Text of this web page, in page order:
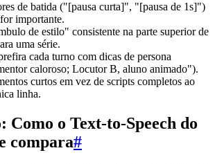
de batida ("[pausa curta]", "[pausa de 1s]")
importante.
de estilo" consistente na parte superior de
uma série.
cada turno com dicas de persona
caloroso; Locutor B, aluno animado").
curtos em vez de scripts completos ao
linha.
Como o Text-to-Speech do
compara#